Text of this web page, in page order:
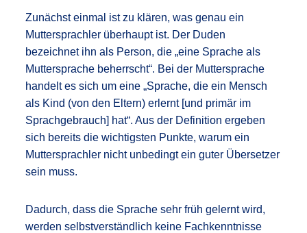
Zunächst einmal ist zu klären, was genau ein
Muttersprachler überhaupt ist. Der Duden
bezeichnet ihn als Person, die „eine Sprache als
Muttersprache beherrscht“. Bei der Muttersprache
handelt es sich um eine „Sprache, die ein Mensch
als Kind (von den Eltern) erlernt [und primär im
Sprachgebrauch] hat“. Aus der Definition ergeben
sich bereits die wichtigsten Punkte, warum ein
Muttersprachler nicht unbedingt ein guter Übersetzer
sein muss.
Dadurch, dass die Sprache sehr früh gelernt wird,
werden selbstverständlich keine Fachkenntnisse